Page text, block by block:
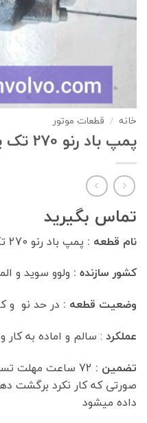
خانه / قطعات موتور
پمپ باد رنو 270 تک پیستون
تماس بگیرید
نام قطعه : پمپ باد رنو 270 تک پیستون
کشور سازنده : ولوو سوید و
وضعیت قطعه : در حد نو و
عملکرد : سالم و اماده به
تضمین :
72 ساعت مهلت
صورتی که کار نکرد برگشت
داده میشود